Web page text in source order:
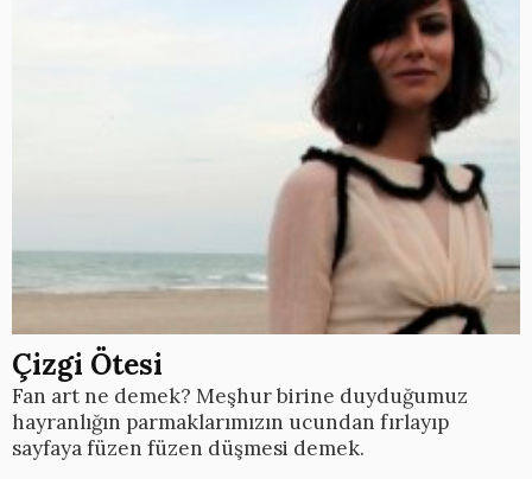
Çizgi Ötesi
Fan art ne demek? Meşhur birine duyduğumuz
hayranlığın parmaklarımızın ucundan fırlayıp
sayfaya füzen füzen düşmesi demek.